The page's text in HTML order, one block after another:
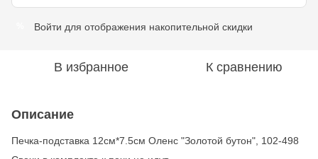
Войти для отображения накопительной скидки
В избранное К сравнению
Описание
Печка-подставка 12см*7.5см Оленс "Золотой бутон", 102-498